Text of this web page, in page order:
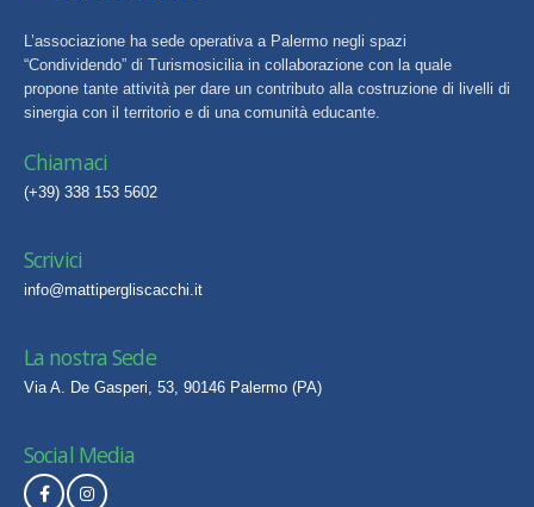
L’associazione ha sede operativa a Palermo negli spazi
“Condividendo” di Turismosicilia in collaborazione con la quale
propone tante attività per dare un contributo alla costruzione di livelli di
sinergia con il territorio e di una comunità educante.
Chiamaci
(+39) 338 153 5602
Scrivici
info@mattipergliscacchi.it
La nostra Sede
Via A. De Gasperi, 53, 90146 Palermo (PA)
Social Media